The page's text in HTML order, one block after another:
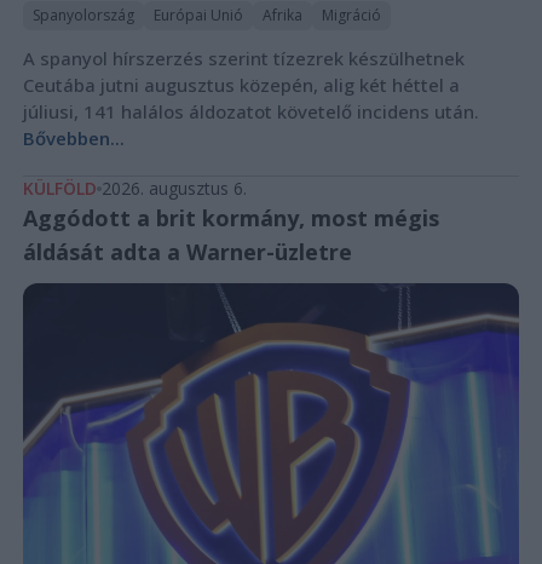
Spanyolország Európai Unió Afrika Migráció
A spanyol hírszerzés szerint tízezrek készülhetnek
Ceutába jutni augusztus közepén, alig két héttel a
júliusi, 141 halálos áldozatot követelő incidens után.
Bővebben...
KÜLFÖLD 2026. augusztus 6.
Aggódott a brit kormány, most mégis
áldását adta a Warner-üzletre